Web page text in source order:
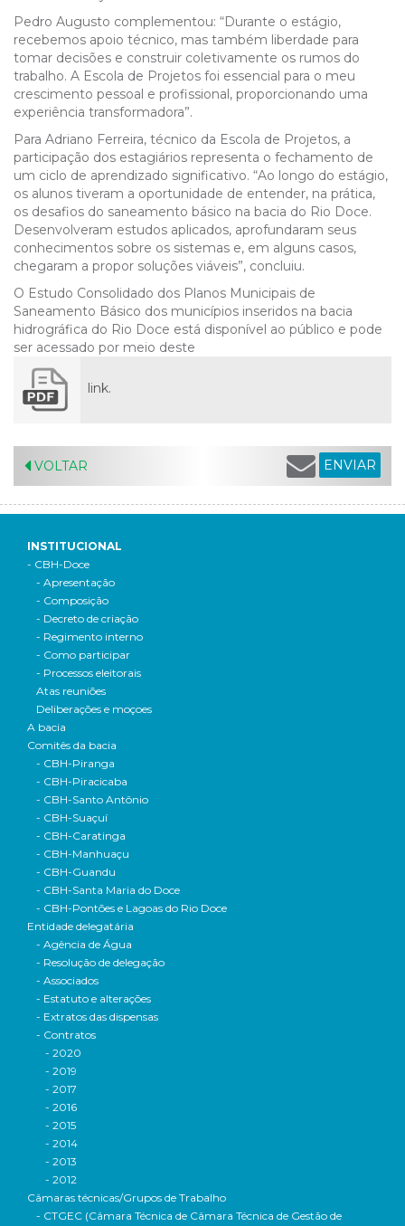
Pedro Augusto complementou: “Durante o estágio,
recebemos apoio técnico, mas também liberdade para
tomar decisões e construir coletivamente os rumos do
trabalho. A Escola de Projetos foi essencial para o meu
crescimento pessoal e profissional, proporcionando uma
experiência transformadora”.
Para Adriano Ferreira, técnico da Escola de Projetos, a
participação dos estagiários representa o fechamento de
um ciclo de aprendizado significativo. “Ao longo do estágio,
os alunos tiveram a oportunidade de entender, na prática,
os desafios do saneamento básico na bacia do Rio Doce.
Desenvolveram estudos aplicados, aprofundaram seus
conhecimentos sobre os sistemas e, em alguns casos,
chegaram a propor soluções viáveis”, concluiu.
O Estudo Consolidado dos Planos Municipais de
Saneamento Básico dos municípios inseridos na bacia
hidrográfica do Rio Doce está disponível ao público e pode
ser acessado por meio deste
link.
VOLTAR ENVIAR
INSTITUCIONAL
- CBH-Doce
- Apresentação
- Composição
- Decreto de criação
- Regimento interno
- Como participar
- Processos eleitorais
Atas reuniões
Deliberações e moçoes
A bacia
Comitês da bacia
- CBH-Piranga
- CBH-Piracicaba
- CBH-Santo Antônio
- CBH-Suaçuí
- CBH-Caratinga
- CBH-Manhuaçu
- CBH-Guandu
- CBH-Santa Maria do Doce
- CBH-Pontões e Lagoas do Rio Doce
Entidade delegatária
- Agência de Água
- Resolução de delegação
- Associados
- Estatuto e alterações
- Extratos das dispensas
- Contratos
- 2020
- 2019
- 2017
- 2016
- 2015
- 2014
- 2013
- 2012
Câmaras técnicas/Grupos de Trabalho
- CTGEC (Câmara Técnica de Câmara Técnica de Gestão de